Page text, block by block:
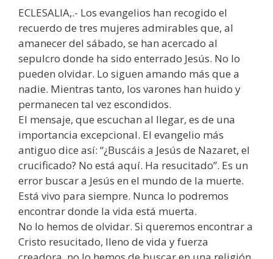
ECLESALIA,.- Los evangelios han recogido el
recuerdo de tres mujeres admirables que, al
amanecer del sábado, se han acercado al
sepulcro donde ha sido enterrado Jesús. No lo
pueden olvidar. Lo siguen amando más que a
nadie. Mientras tanto, los varones han huido y
permanecen tal vez escondidos.
El mensaje, que escuchan al llegar, es de una
importancia excepcional. El evangelio más
antiguo dice así: “¿Buscáis a Jesús de Nazaret, el
crucificado? No está aquí. Ha resucitado”. Es un
error buscar a Jesús en el mundo de la muerte.
Está vivo para siempre. Nunca lo podremos
encontrar donde la vida está muerta.
No lo hemos de olvidar. Si queremos encontrar a
Cristo resucitado, lleno de vida y fuerza